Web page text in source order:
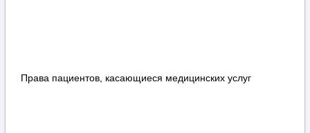
Права пациентов, касающиеся медицинских услуг